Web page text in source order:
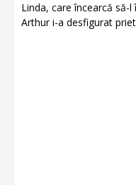
Linda, care încearcă să-
Arthur i-a desfigurat